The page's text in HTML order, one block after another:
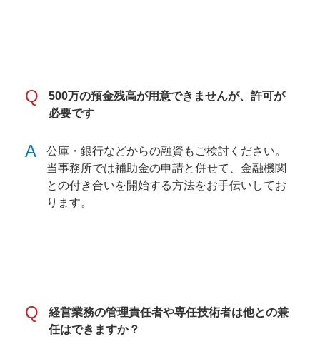
Q
500万の預金残高が用意できませんが、許可が
必要です
A
公庫・銀行などからの融資もご検討ください。
当事務所では補助金の申請と併せて、金融機関
との付き合いを開始する方法をお手伝いしてお
ります。
Q
経営業務の管理責任者や専任技術者は他との兼
任はできますか？